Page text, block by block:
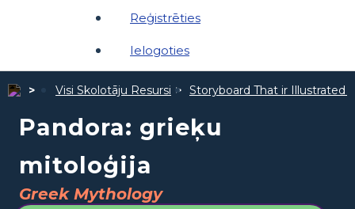
Reģistrēties
Ielogoties
Visi Skolotāju Resursi Storyboard That ir Illustrated
Pandora: grieķu
mitoloģija
Greek Mythology